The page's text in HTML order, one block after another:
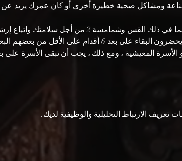
يجب على الأشخاص الذين يحضرون البقاء على بعد 6